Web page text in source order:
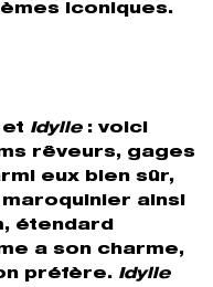
iconiques.
Idylle: voici
rêveurs, gages
eux bien sûr,
ainsi
étendard
a son charme,
préfère. Idylle